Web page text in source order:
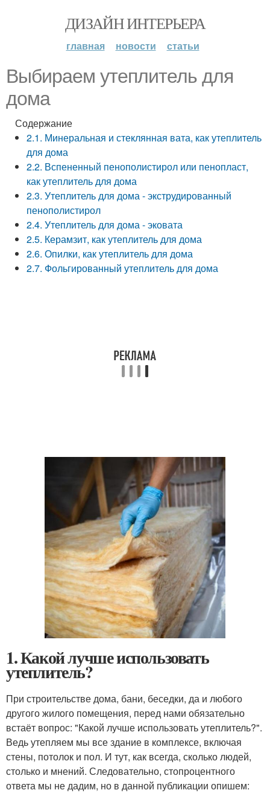
ДИЗАЙН ИНТЕРЬЕРА
главная новости статьи
Выбираем утеплитель для
дома
Содержание
2.1. Минеральная и стеклянная вата, как утеплитель
для дома
2.2. Вспененный пенополистирол или пенопласт,
как утеплитель для дома
2.3. Утеплитель для дома - экструдированный
пенополистирол
2.4. Утеплитель для дома - эковата
2.5. Керамзит, как утеплитель для дома
2.6. Опилки, как утеплитель для дома
2.7. Фольгированный утеплитель для дома
1. Какой лучше использовать
утеплитель?
При строительстве дома, бани, беседки, да и любого
другого жилого помещения, перед нами обязательно
встаёт вопрос: "Какой лучше использовать утеплитель?".
Ведь утепляем мы все здание в комплексе, включая
стены, потолок и пол. И тут, как всегда, сколько людей,
столько и мнений. Следовательно, стопроцентного
ответа мы не дадим, но в данной публикации опишем: